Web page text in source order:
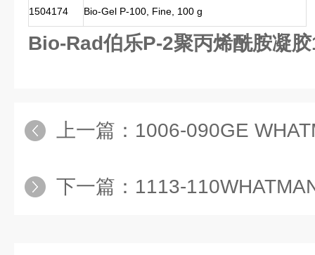
1504174 Bio-Gel P-100, Fine, 100 g
Bio-Rad伯乐P-2聚丙烯酰胺凝
上一篇： 1006-090GE WHATMAN
下一篇： 1113-110WHATMAN Grade